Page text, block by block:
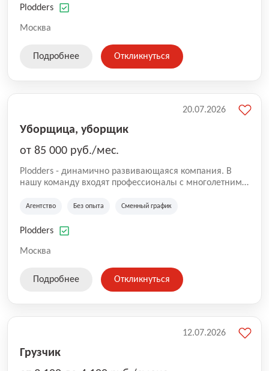
оказываемых услуг.
Plodders
Москва
Подробнее Откликнуться
Уборщица, уборщик
от 85 000 руб./мес.
Plodders - динамично развивающаяся компания. В
нашу команду входят профессионалы с многолетним
на рынке аутсорсинга, а накопленный опыт позволяют
оказываемых услуг.
Агентство Без опыта Сменный график
Plodders
Москва
20.07.2026
Подробнее Откликнуться
Грузчик
12.07.2026